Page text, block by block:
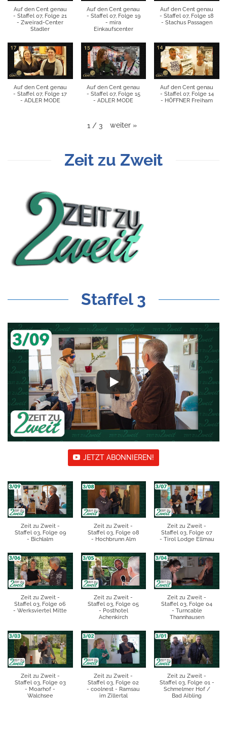
Auf den Cent genau
- Staffel 07, Folge 21
- Zweirad-Center
Stadler
Auf den Cent genau
- Staffel 07, Folge 19
- mira
Einkaufscenter
Auf den Cent genau
- Staffel 07, Folge 18
- Stachus Passagen
Auf den Cent genau
- Staffel 07, Folge 17
- ADLER MODE
Auf den Cent genau
- Staffel 07, Folge 15
- ADLER MODE
Auf den Cent genau
- Staffel 07, Folge 14
- HÖFFNER Freiham
1 / 3 weiter »
Zeit zu Zweit
Staffel 3
JETZT ABONNIEREN!
Zeit zu Zweit -
Staffel 03, Folge 09
- Bichlalm
Zeit zu Zweit -
Staffel 03, Folge 08
- Hochbrunn Alm
Zeit zu Zweit -
Staffel 03, Folge 07
- Tirol Lodge Ellmau
Zeit zu Zweit -
Staffel 03, Folge 06
- Werksviertel Mitte
Zeit zu Zweit -
Staffel 03, Folge 05
- Posthotel
Achenkirch
Zeit zu Zweit -
Staffel 03, Folge 04
- Turncable
Thannhausen
Zeit zu Zweit -
Staffel 03, Folge 03
- Moarhof -
Walchsee
Zeit zu Zweit -
Staffel 03, Folge 02
- coolnest - Ramsau
im Zillertal
Zeit zu Zweit -
Staffel 03, Folge 01 -
Schmelmer Hof /
Bad Aibling